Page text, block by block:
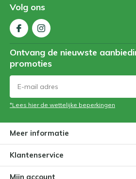
Volg ons
Ontvang de nieuwste
promoties
*Lees hier de wettelijke beperkingen
Meer informatie
Klantenservice
Mijn account